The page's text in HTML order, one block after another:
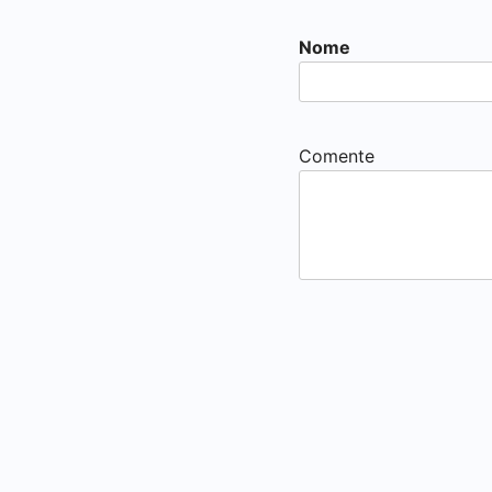
Nome
Comente